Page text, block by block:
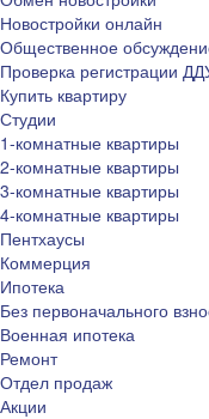
Новостройки онлайн
Общественное
Проверка регистрации
Купить квартиру
Студии
1-комнатные квартиры
2-комнатные квартиры
3-комнатные квартиры
4-комнатные квартиры
Пентхаусы
Коммерция
Ипотека
Без первоначального
Военная ипотека
Ремонт
Отдел продаж
Акции